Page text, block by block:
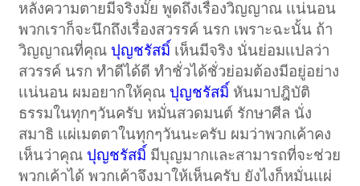
หลังความตายมีจริงมั๊ย พูดถึงเรื่องวิญญาณ เเน่นอน
พวกเราก็จะนึกถึงเรื่องสวรรค์ นรก เพราะฉะนั้น ถ้า
วิญญาณที่คุณ ปุญชรัสมิ์ เห็นมีจริง นั่นย่อมเเปลว่า
สวรรค์ นรก ทําดีได้ดี ทําชั่วได้ชั่วย่อมต้องมีอยู่อย่าง
เเน่นอน ผมอยากให้คุณ ปุญชรัสมิ์ หันมาปฎิบัติ
ธรรมในทุกๆวันครับ หมั่นสวดมนต์ รักษาศีล นั่ง
สมาธิ เเผ่เมตตาในทุกๆวันนะครับ ผมว่าพวกเค้าคง
เห็นว่าคุณ ปุญชรัสมิ์ มีบุญมากเเละสามารถที่จะช่วย
พวกเค้าได้ พวกเค้าจึงมาให้เห็นครับ ยังไงก็หมั่นเเผ่